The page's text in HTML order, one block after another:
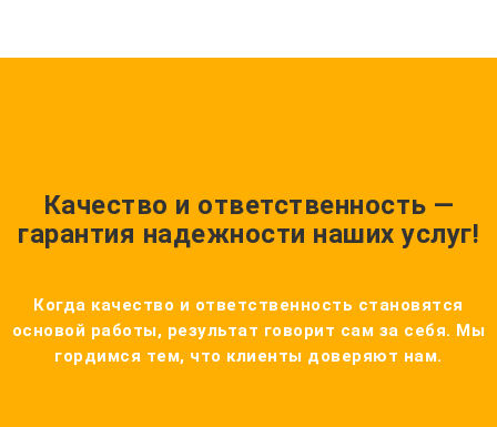
Качество и ответственность —
гарантия надежности наших услуг!
Когда качество и ответственность становятся
основой работы, результат говорит сам за себя. Мы
гордимся тем, что клиенты доверяют нам.